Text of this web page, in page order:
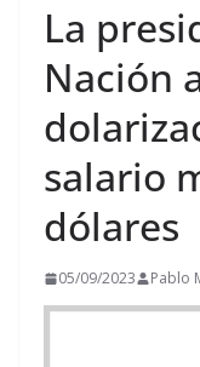
La
Nación
salario
dólares
05/09/2023 Pablo